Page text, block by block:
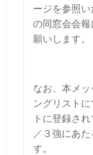
ージを参照
の同窓会会
願いします。
なお、本メ
ングリスト
トに登録さ
／３強にあ
す。